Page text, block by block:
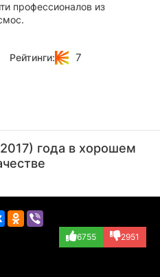
профессионалов из
Рейтинги: 7
года в хорошем
6755 2951